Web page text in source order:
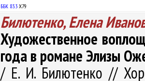
ББК 83.3 Х79
Билютенко, Елена
Художественное
года в романе Элизы
/ Е. И. Билютенко //